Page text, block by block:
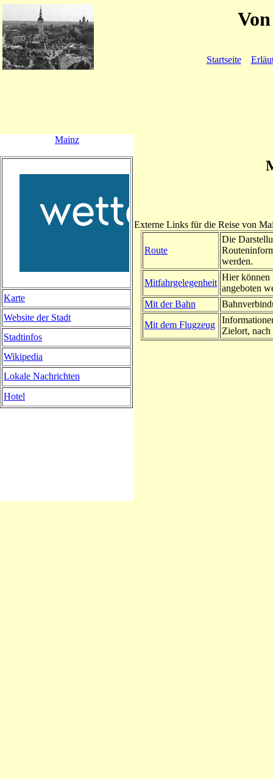
Startseite
Externe Links für die Reise von
Route
Die
werden.
Mitfahrgelegenheit
Hier können
angeboten
Mit der Bahn
Mit dem Flugzeug
Zielort, nach
Mainz
Karte
Website der Stadt
Stadtinfos
Wikipedia
Lokale Nachrichten
Hotel